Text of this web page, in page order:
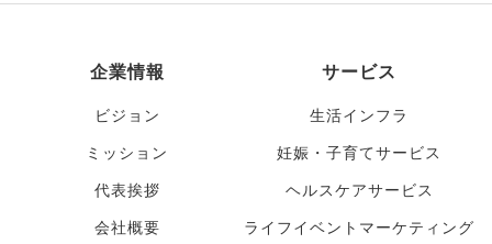
企業情報
ビジョン
ミッション
代表挨拶
会社概要
サービス
生活インフラ
妊娠・子育てサービス
ヘルスケアサービス
ライフイベントマーケティング